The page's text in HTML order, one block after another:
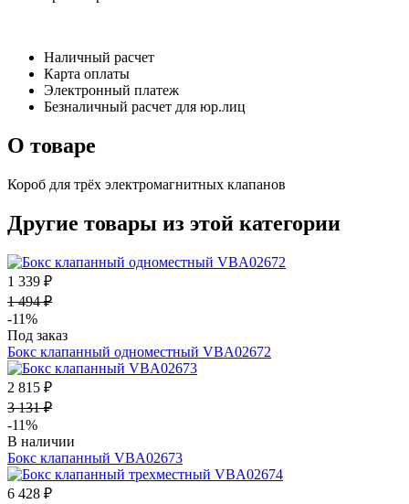
Наличный расчет
Карта оплаты
Электронный платеж
Безналичный расчет для юр.лиц
О товаре
Короб для трёх электромагнитных клапанов
Другие товары из этой категории
1 339 ₽
1 494 ₽
-11%
Под заказ
Бокс клапанный одноместный VBA02672
2 815 ₽
3 131 ₽
-11%
В наличии
Бокс клапанный VBA02673
6 428 ₽